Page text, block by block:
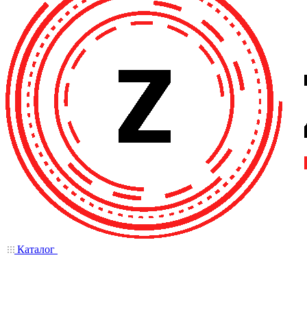
Каталог